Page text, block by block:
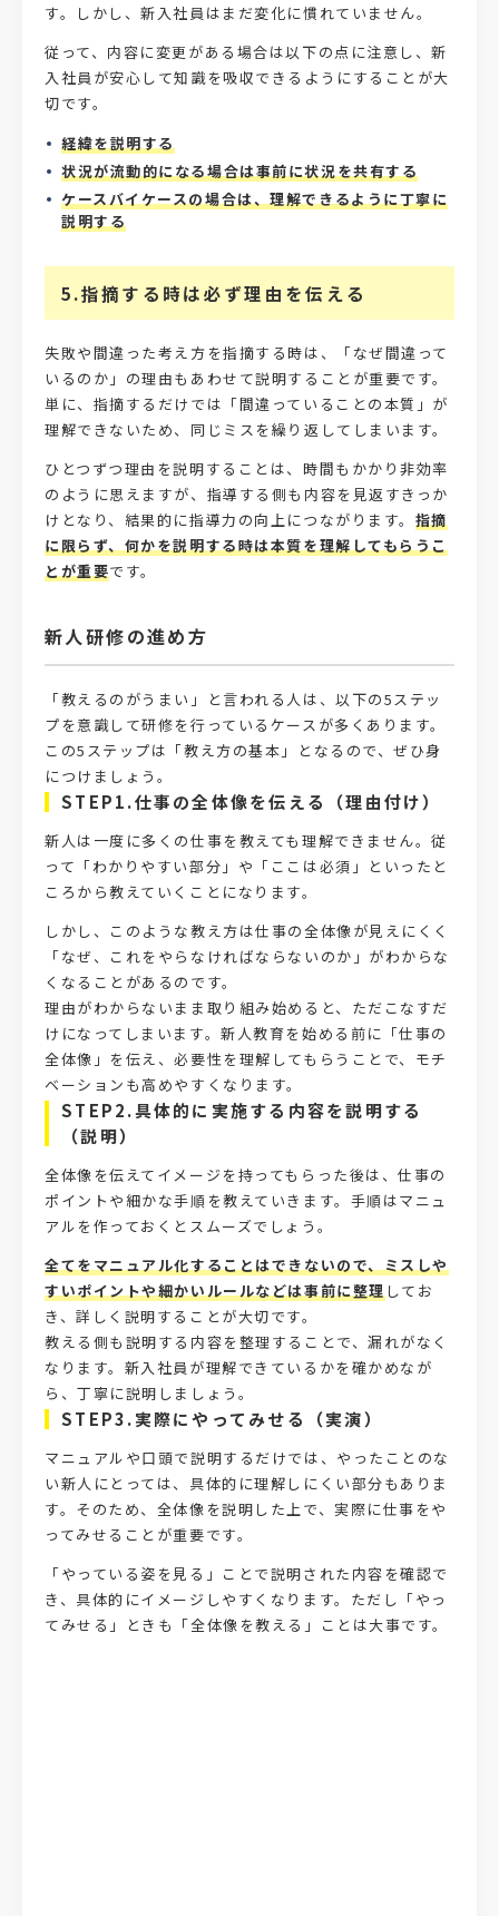
す。しかし、新入社員はまだ変化に慣れていません。
従って、内容に変更がある場合は以下の点に注意し、新
入社員が安心して知識を吸収できるようにすることが大
切です。
経緯を説明する
状況が流動的になる場合は事前に状況を共有する
ケースバイケースの場合は、理解できるように丁寧に
説明する
5.指摘する時は必ず理由を伝える
失敗や間違った考え方を指摘する時は、「なぜ間違って
いるのか」の理由もあわせて説明することが重要です。
単に、指摘するだけでは「間違っていることの本質」が
理解できないため、同じミスを繰り返してしまいます。
ひとつずつ理由を説明することは、時間もかかり非効率
のように思えますが、指導する側も内容を見返すきっか
けとなり、結果的に指導力の向上につながります。 指摘
に限らず、何かを説明する時は本質を理解してもらうこ
とが重要です。
新人研修の進め方
「教えるのがうまい」と言われる人は、以下の5ステッ
プを意識して研修を行っているケースが多くあります。
この5ステップは「教え方の基本」となるので、ぜひ身
につけましょう。
STEP1.仕事の全体像を伝える（理由付け）
新人は一度に多くの仕事を教えても理解できません。従
って「わかりやすい部分」や「ここは必須」といったと
ころから教えていくことになります。
しかし、このような教え方は仕事の全体像が見えにくく
「なぜ、これをやらなければならないのか」がわからな
くなることがあるのです。
理由がわからないまま取り組み始めると、ただこなすだ
けになってしまいます。新人教育を始める前に「仕事の
全体像」を伝え、必要性を理解してもらうことで、モチ
ベーションも高めやすくなります。
STEP2.具体的に実施する内容を説明する
（説明）
全体像を伝えてイメージを持ってもらった後は、仕事の
ポイントや細かな手順を教えていきます。手順はマニュ
アルを作っておくとスムーズでしょう。
全てをマニュアル化することはできないので、ミスしや
すいポイントや細かいルールなどは事前に整理 してお
き、詳しく説明することが大切です。
教える側も説明する内容を整理することで、漏れがなく
なります。新入社員が理解できているかを確かめなが
ら、丁寧に説明しましょう。
STEP3.実際にやってみせる（実演）
マニュアルや口頭で説明するだけでは、やったことのな
い新人にとっては、具体的に理解しにくい部分もありま
す。そのため、全体像を説明した上で、実際に仕事をや
ってみせることが重要です。
「やっている姿を見る」ことで説明された内容を確認でき、具体的にイメージしやすくなります。ただし「やってみせる」ときも「全体像を教える」ことは大事です。